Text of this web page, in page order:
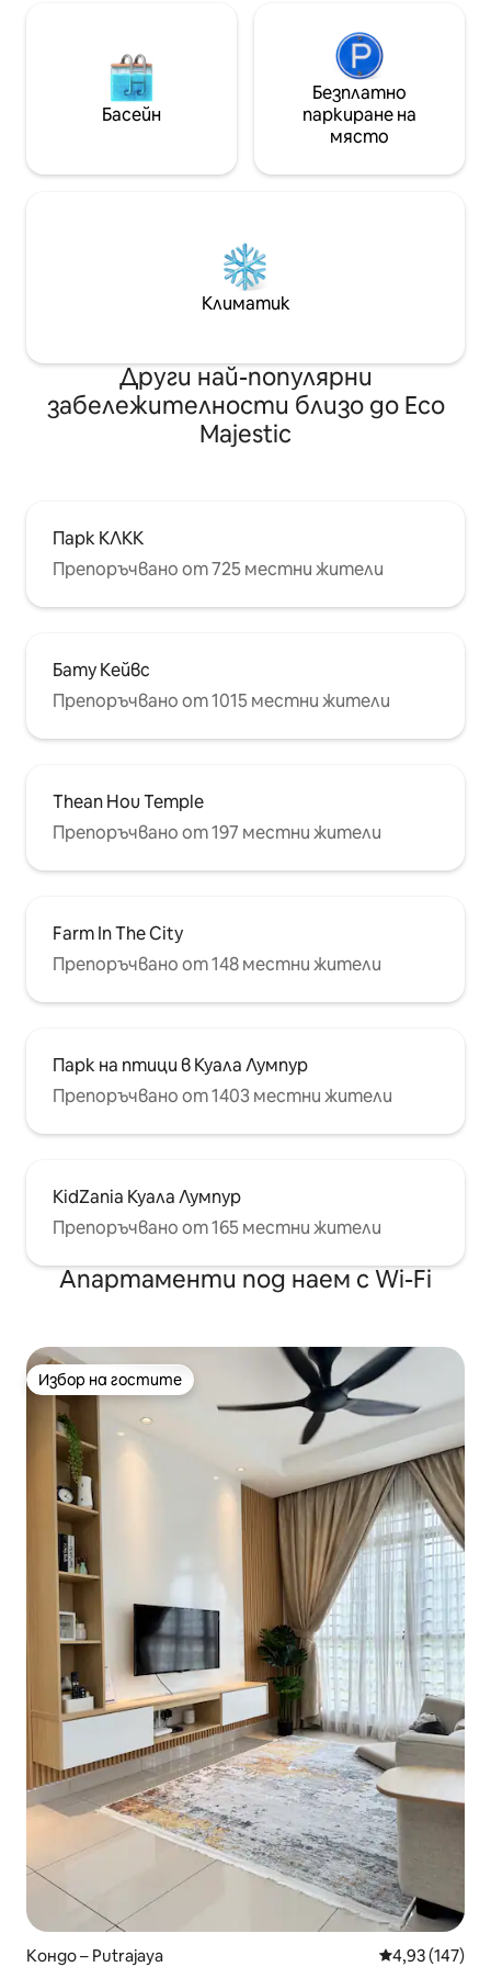
Басейн
Безплатно
паркиране на
място
Климатик
Други най-популярни
забележителности близо до Eco
Majestic
Парк КЛКК
Препоръчвано от 725 местни жители
Бату Кейвс
Препоръчвано от 1015 местни жители
Thean Hou Temple
Препоръчвано от 197 местни жители
Farm In The City
Препоръчвано от 148 местни жители
Парк на птици в Куала Лумпур
Препоръчвано от 1403 местни жители
KidZania Куала Лумпур
Препоръчвано от 165 местни жители
Апартаменти под наем с Wi-Fi
Избор на гостите
Избор на гостите
Кондо – Putrajaya Средна
4,93 (147)